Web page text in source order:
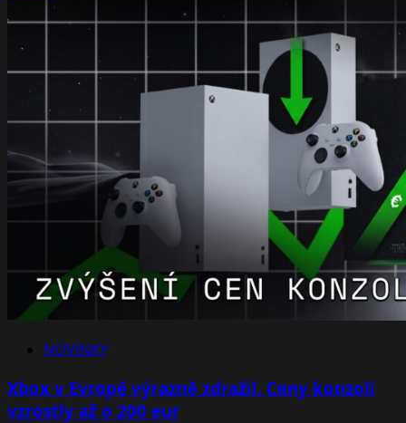
NOVINKY
Xbox v Evropě výrazně zdražil. Ceny konzolí
vzrostly až o 200 eur